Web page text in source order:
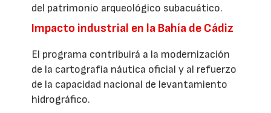
del patrimonio arqueológico subacuático.
Impacto industrial en la Bahía de Cádiz
El programa contribuirá a la modernización
de la cartografía náutica oficial y al refuerzo
de la capacidad nacional de levantamiento
hidrográfico.